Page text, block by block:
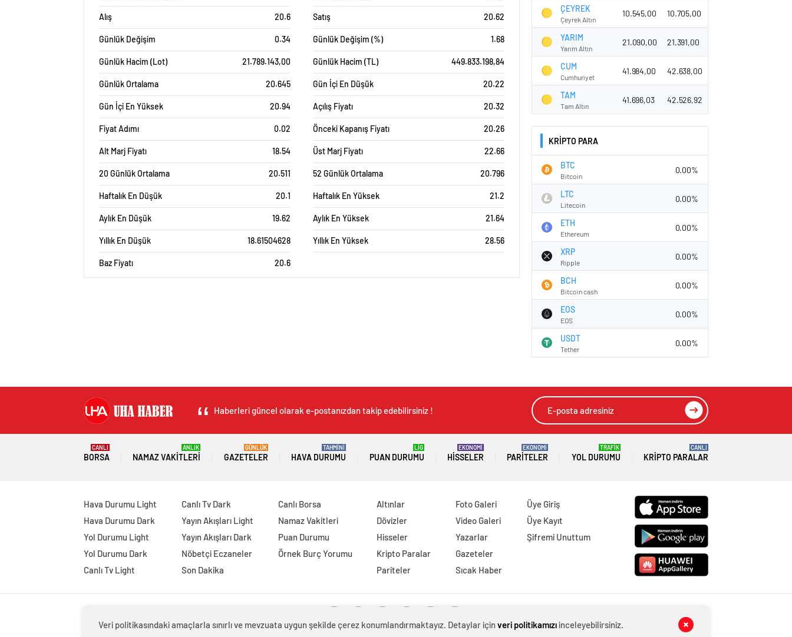
Alış 20.6 Satış 20.62
Günlük Değişim 0.34 Günlük Değişim (%) 1.68
Günlük Hacim (Lot) 21.789.143,00 Günlük Hacim (TL) 449.833.198,84
Günlük Ortalama 20.645 Gün İçi En Düşük 20.22
Gün İçi En Yüksek 20.94 Açılış Fiyatı 20.32
Fiyat Adımı 0.02 Önceki Kapanış Fiyatı 20.26
Alt Marj Fiyatı 18.54 Üst Marj Fiyatı 22.66
20 Günlük Ortalama 20.511 52 Günlük Ortalama 20.796
Haftalık En Düşük 20.1 Haftalık En Yüksek 21.2
Aylık En Düşük 19.62 Aylık En Yüksek 21.64
Yıllık En Düşük 18.61504628 Yıllık En Yüksek 28.56
Baz Fiyatı 20.6
ÇEYREK
Çeyrek Altın
10.545,00 10.705,00
YARIM
Yarım Altın
21.090,00 21.391,00
CUM
Cumhuriyet
41.984,00 42.638,00
TAM
Tam Altın
41.696,03 42.526,92
KRİPTO PARA
BTC
Bitcoin
0.00%
LTC
Litecoin
0.00%
ETH
Ethereum
0.00%
XRP
Ripple
0.00%
BCH
Bitcoin cash
0.00%
EOS
EOS
0.00%
USDT
Tether
0.00%
Haberleri güncel olarak e-postanızdan takip edebilirsiniz !
BORSA
CANLI
NAMAZ VAKITLERI
ANLIK
GAZETELER
GÜNLÜK
HAVA DURUMU
TAHMİNİ
PUAN DURUMU
LİG
HISSELER
EKONOMİ
PARITELER
EKONOMİ
YOL DURUMU
TRAFİK
KRIPTO PARALAR
CANLI
Hava Durumu Light
Hava Durumu Dark
Yol Durumu Light
Yol Durumu Dark
Canlı Tv Light
Canlı Tv Dark
Yayın Akışları Light
Yayın Akışları Dark
Nöbetçi Eczaneler
Son Dakika
Canlı Borsa
Namaz Vakitleri
Puan Durumu
Örnek Burç Yorumu
Altınlar
Dövizler
Hisseler
Kripto Paralar
Pariteler
Foto Galeri
Video Galeri
Yazarlar
Gazeteler
Sıcak Haber
Üye Giriş
Üye Kayıt
Şifremi Unuttum
Veri politikasındaki amaçlarla sınırlı ve mevzuata uygun şekilde çerez konumlandırmaktayız. Detaylar için veri politikamızıinceleyebilirsiniz.